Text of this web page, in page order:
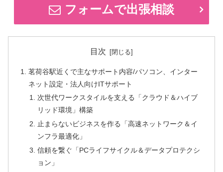
フォームで出張相談
目次
茗荷谷駅近くで主なサポート内容/パソコン、インター
ネット設定・法人向けITサポート
次世代ワークスタイルを支える「クラウド＆ハイブ
リッド環境」構築
止まらないビジネスを作る「高速ネットワーク＆イ
ンフラ最適化」
信頼を繋ぐ「PCライフサイクル＆データプロテクシ
ョン」